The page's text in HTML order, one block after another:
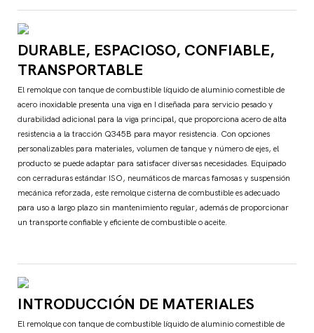
DURABLE, ESPACIOSO, CONFIABLE,
TRANSPORTABLE
El remolque con tanque de combustible líquido de aluminio comestible de
acero inoxidable presenta una viga en I diseñada para servicio pesado y
durabilidad adicional para la viga principal, que proporciona acero de alta
resistencia a la tracción Q345B para mayor resistencia. Con opciones
personalizables para materiales, volumen de tanque y número de ejes, el
producto se puede adaptar para satisfacer diversas necesidades. Equipado
con cerraduras estándar ISO, neumáticos de marcas famosas y suspensión
mecánica reforzada, este remolque cisterna de combustible es adecuado
para uso a largo plazo sin mantenimiento regular, además de proporcionar
un transporte confiable y eficiente de combustible o aceite.
INTRODUCCIÓN DE MATERIALES
El remolque con tanque de combustible líquido de aluminio comestible de